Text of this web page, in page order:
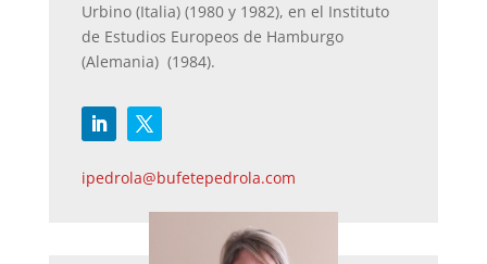
Urbino (Italia) (1980 y 1982), en el Instituto
de Estudios Europeos de Hamburgo
(Alemania) (1984).
ipedrola@bufetepedrola.com